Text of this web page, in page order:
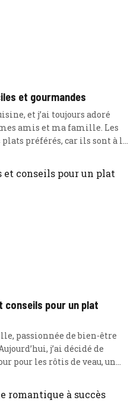
et gourmandes
et j’ai toujours adoré
amis et ma famille. Les
plats préférés, car ils sont à la
pour lesquelles j’aime tant
… Lire plus
conseils pour un plat
passionnée de bien-être
j’ai décidé de
pour les rôtis de veau, un
est une viande maigre et
plus